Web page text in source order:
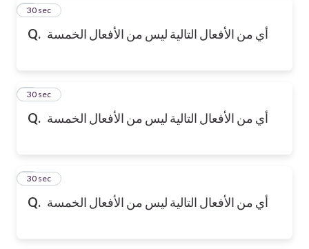
Q. أي من الأفعال التالية ليس من الأفعال الخمسة
2
30 sec
Q. أي من الأفعال التالية ليس من الأفعال الخمسة
3
30 sec
Q. أي من الأفعال التالية ليس من الأفعال الخمسة
4
30 sec